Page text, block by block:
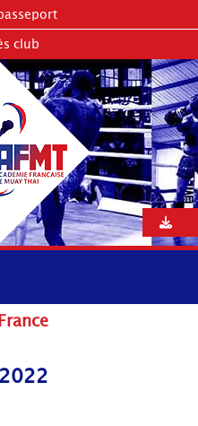
club